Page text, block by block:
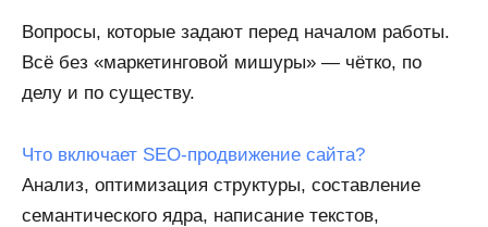
Вопросы, которые задают перед началом работы.
Всё без «маркетинговой мишуры» — чётко, по
делу и по существу.
Что включает SEO-продвижение сайта?
Анализ, оптимизация структуры, составление
семантического ядра, написание текстов,